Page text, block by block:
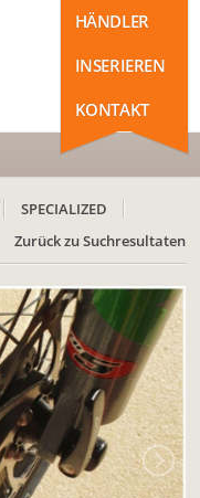
HÄNDLER
INSERIEREN
KONTAKT
SPECIALIZED
Zurück zu Suchresultaten